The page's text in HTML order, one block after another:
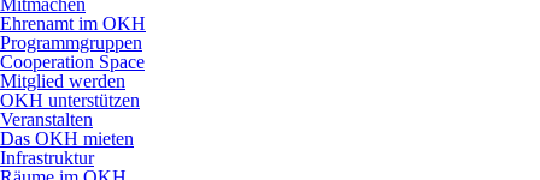
Mitmachen
Ehrenamt im OKH
Programmgruppen
Cooperation Space
Mitglied werden
OKH unterstützen
Veranstalten
Das OKH mieten
Infrastruktur